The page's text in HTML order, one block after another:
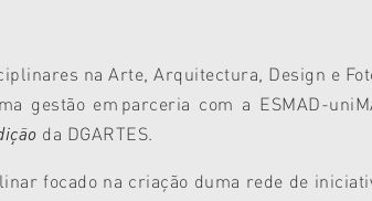
na Arte, Arquitectura, Design e
gestão em parceria com a ESMAD-
da DGARTES.
focado na criação duma rede de